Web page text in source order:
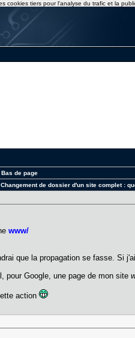
Bas de page
Changement de dossier d'un site complet :
www/
que la propagation se fasse. Si
pour Google, une page de mon site
action
cookies tiers pour l'analyse du trafic et la